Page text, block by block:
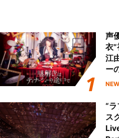
声
衣
江
ー
ュ
“
ス